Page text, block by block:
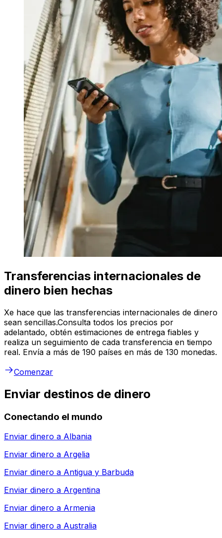
Transferencias internacionales de
dinero bien hechas
Xe hace que las transferencias internacionales de dinero
sean sencillas.Consulta todos los precios por
adelantado, obtén estimaciones de entrega fiables y
realiza un seguimiento de cada transferencia en tiempo
real. Envía a más de 190 países en más de 130 monedas.
Comenzar
Enviar destinos de dinero
Conectando el mundo
Enviar dinero a Albania
Enviar dinero a Argelia
Enviar dinero a Antigua y Barbuda
Enviar dinero a Argentina
Enviar dinero a Armenia
Enviar dinero a Australia